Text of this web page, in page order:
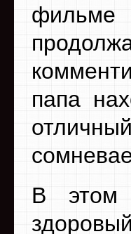
фильме
папа
В этом